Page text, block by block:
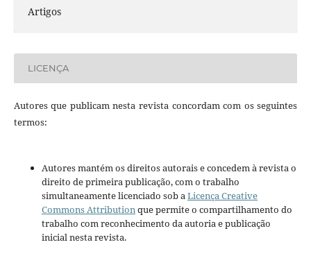
Artigos
LICENÇA
Autores que publicam nesta revista concordam com os seguintes
termos:
Autores mantém os direitos autorais e concedem à revista o
direito de primeira publicação, com o trabalho
simultaneamente licenciado sob a Licença Creative
Commons Attribution que permite o compartilhamento do
trabalho com reconhecimento da autoria e publicação
inicial nesta revista.